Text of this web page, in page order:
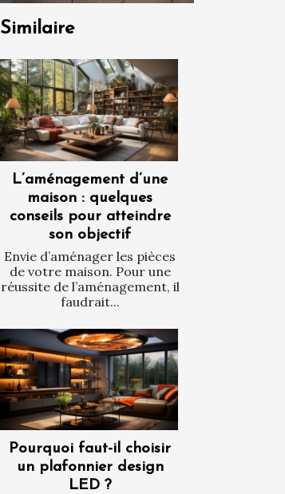
Similaire
L’aménagement d’une
maison : quelques
conseils pour atteindre
son objectif
Envie d’aménager les pièces
de votre maison. Pour une
réussite de l’aménagement, il
faudrait...
Pourquoi faut-il choisir
un plafonnier design
LED ?